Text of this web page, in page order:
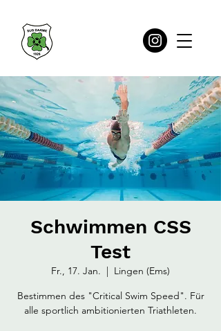
Schwimmen CSS
Test
Fr., 17. Jan.
  |
Lingen (Ems)
Bestimmen des "Critical Swim Speed". Für
alle sportlich ambitionierten Triathleten.